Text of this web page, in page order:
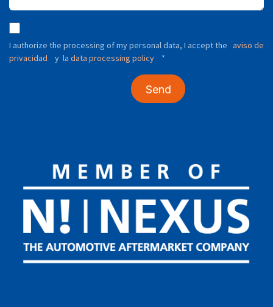
I authorize the processing of my personal data, I accept the aviso de
privacidad
y la data processing policy *
Send